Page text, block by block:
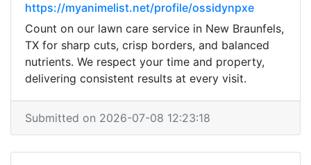
https://myanimelist.net/profile/ossidynpxe
Count on our lawn care service in New Braunfels,
TX for sharp cuts, crisp borders, and balanced
nutrients. We respect your time and property,
delivering consistent results at every visit.
Submitted on 2026-07-08 12:23:18